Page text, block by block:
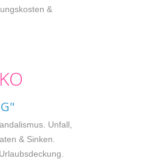
&
Unfall,
& Sinken.